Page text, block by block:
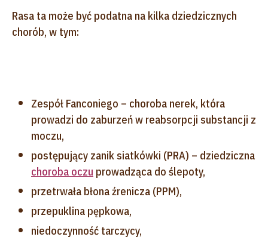
Rasa ta może być podatna na kilka dziedzicznych
chorób, w tym:
Zespół Fanconiego – choroba nerek, która
prowadzi do zaburzeń w reabsorpcji substancji z
moczu,
postępujący zanik siatkówki (PRA) – dziedziczna
choroba oczu prowadząca do ślepoty,
przetrwała błona źrenicza (PPM),
przepuklina pępkowa,
niedoczynność tarczycy,